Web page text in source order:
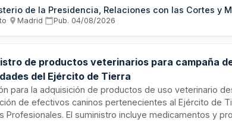
y toxicológicos forenses, necesarios para la
análisis de drogas de abuso y determinación de
de la Presidencia, Relaciones con las Cortes y
· Madrid· Pub. 04/08/2026
de productos veterinarios para campaña
del Ejército de Tierra
para la adquisición de productos de uso veterinario
de efectivos caninos pertenecientes al Ejército de
Profesionales. El suministro incluye medicamentos y